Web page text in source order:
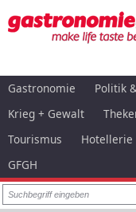
Gastronomie Politik
Krieg + Gewalt
Tourismus
Hotellerie
GFGH